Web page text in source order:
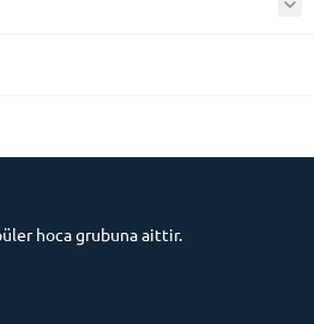
hoca grubuna aittir.